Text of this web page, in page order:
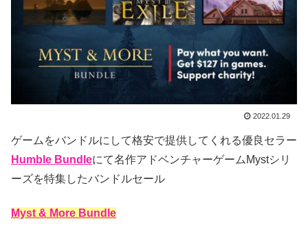
2022.01.29
ゲームをバンドルにして格安で提供してくれる優良セラー
Humble Bundleにて名作アドベンチャーゲームMystシリ
ーズを特集したバンドルセール
Myst & More Bundle